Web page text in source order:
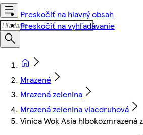
Preskočiť na hlavný obsah
Preskočiť na vyhľadávanie
Mrazené
Mrazená zelenina
Mrazená zelenina viacdruhová
Vinica Wok Asia hlbokozmrazená